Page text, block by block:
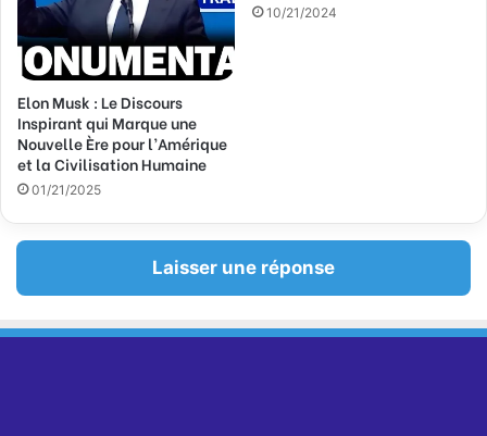
Elon Musk : Le Discours
Inspirant qui Marque une
Nouvelle Ère pour l’Amérique
et la Civilisation Humaine
01/21/2025
10/21/2024
Laisser une réponse